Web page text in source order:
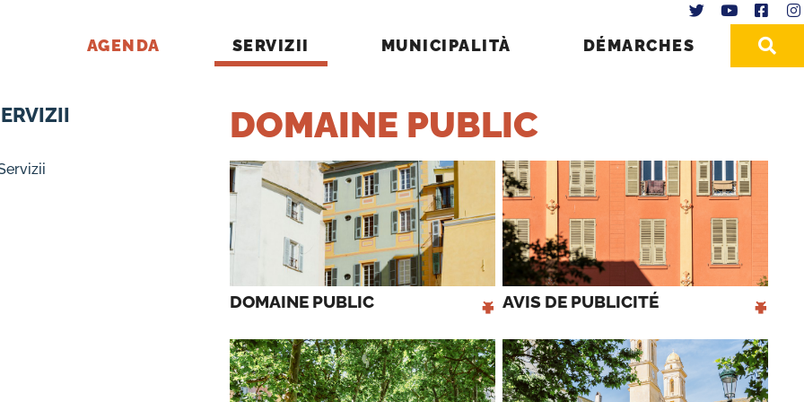
AGENDA SERVIZII MUNICIPALITÀ DÉMARCHES
DOMAINE PUBLIC
DOMAINE PUBLIC + AVIS DE PUBLICITÉ +